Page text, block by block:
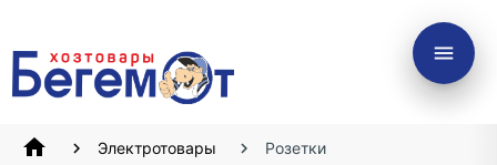
menu
home Электротовары Розетки